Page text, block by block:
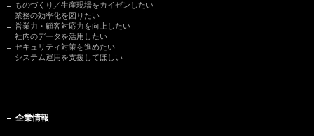
ものづくり／生産現場をカイゼンしたい
業務の効率化を図りたい
営業力・顧客対応力を向上したい
社内のデータを活用したい
セキュリティ対策を進めたい
システム運用を支援してほしい
企業情報